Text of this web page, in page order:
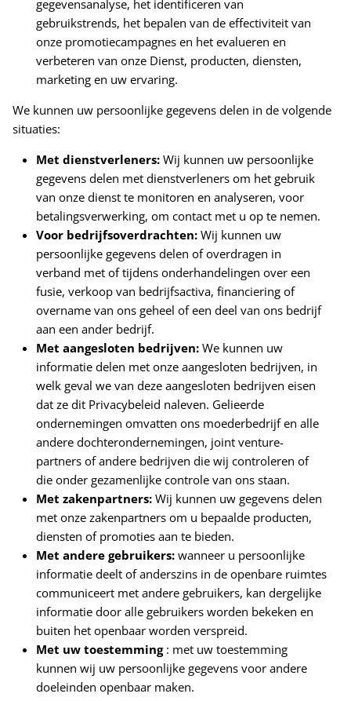
gegevensanalyse, het identificeren van
gebruikstrends, het bepalen van de effectiviteit van
onze promotiecampagnes en het evalueren en
verbeteren van onze Dienst, producten, diensten,
marketing en uw ervaring.
We kunnen uw persoonlijke gegevens delen in de volgende
situaties:
Met dienstverleners: Wij kunnen uw persoonlijke
gegevens delen met dienstverleners om het gebruik
van onze dienst te monitoren en analyseren, voor
betalingsverwerking, om contact met u op te nemen.
Voor bedrijfsoverdrachten: Wij kunnen uw
persoonlijke gegevens delen of overdragen in
verband met of tijdens onderhandelingen over een
fusie, verkoop van bedrijfsactiva, financiering of
overname van ons geheel of een deel van ons bedrijf
aan een ander bedrijf.
Met aangesloten bedrijven: We kunnen uw
informatie delen met onze aangesloten bedrijven, in
welk geval we van deze aangesloten bedrijven eisen
dat ze dit Privacybeleid naleven. Gelieerde
ondernemingen omvatten ons moederbedrijf en alle
andere dochterondernemingen, joint venture-
partners of andere bedrijven die wij controleren of
die onder gezamenlijke controle van ons staan.
Met zakenpartners: Wij kunnen uw gegevens delen
met onze zakenpartners om u bepaalde producten,
diensten of promoties aan te bieden.
Met andere gebruikers: wanneer u persoonlijke
informatie deelt of anderszins in de openbare ruimtes
communiceert met andere gebruikers, kan dergelijke
informatie door alle gebruikers worden bekeken en
buiten het openbaar worden verspreid.
Met uw toestemming: met uw toestemming
kunnen wij uw persoonlijke gegevens voor andere
doeleinden openbaar maken.